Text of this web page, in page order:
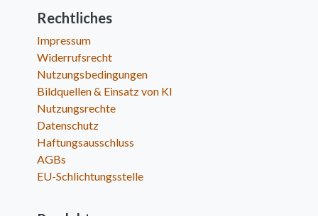
Rechtliches
Impressum
Widerrufsrecht
Nutzungsbedingungen
Bildquellen & Einsatz von KI
Nutzungsrechte
Datenschutz
Haftungsausschluss
AGBs
EU-Schlichtungsstelle